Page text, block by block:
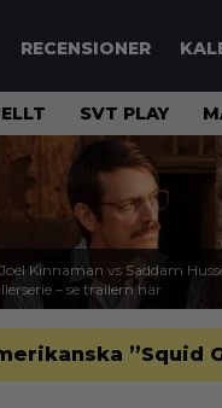
RECENSIONER
SVT PLAY
Joel Kinnaman vs Saddam
– se trailern här
”Squid